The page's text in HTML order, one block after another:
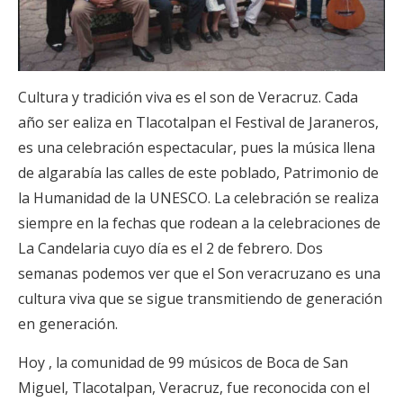
Cultura y tradición viva es el son de Veracruz. Cada
año ser ealiza en Tlacotalpan el Festival de Jaraneros,
es una celebración espectacular, pues la música llena
de algarabía las calles de este poblado, Patrimonio de
la Humanidad de la UNESCO. La celebración se realiza
siempre en la fechas que rodean a la celebraciones de
La Candelaria cuyo día es el 2 de febrero. Dos
semanas podemos ver que el Son veracruzano es una
cultura viva que se sigue transmitiendo de generación
en generación.
Hoy , la comunidad de 99 músicos de Boca de San
Miguel, Tlacotalpan, Veracruz, fue reconocida con el